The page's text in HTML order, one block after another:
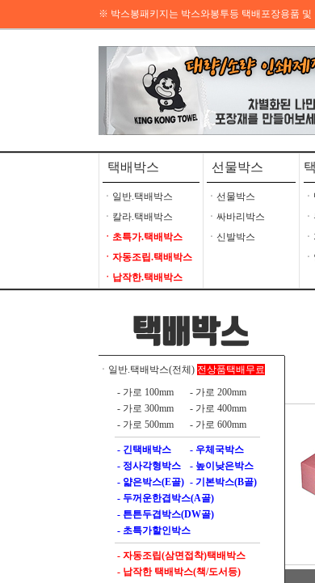
※ 박스봉패키지는 박스와봉투등 택배포장용품
택배박스
ㆍ일반.택배박스
ㆍ칼라.택배박스
ㆍ초특가.택배박스
ㆍ자동조립.택배박스
ㆍ납작한.택배박스
선물박스
ㆍ선물박스
ㆍ싸바리박스
ㆍ신발박스
ㆍ일반.택배박스(전체) 전상품택배무료
- 가로 100mm
- 가로 200mm
- 가로 300mm
- 가로 400mm
- 가로 500mm
- 가로 600mm
- 긴택배박스
- 우체국박스
- 정사각형박스
- 높이낮은박스
- 얇은박스(E골) - 기본박스(B골)
- 두꺼운한겹박스(A골)
- 튼튼두겹박스(DW골)
- 초특가할인박스
- 자동조립(삼면접착)택배박스
- 납작한 택배박스(책/도서등)